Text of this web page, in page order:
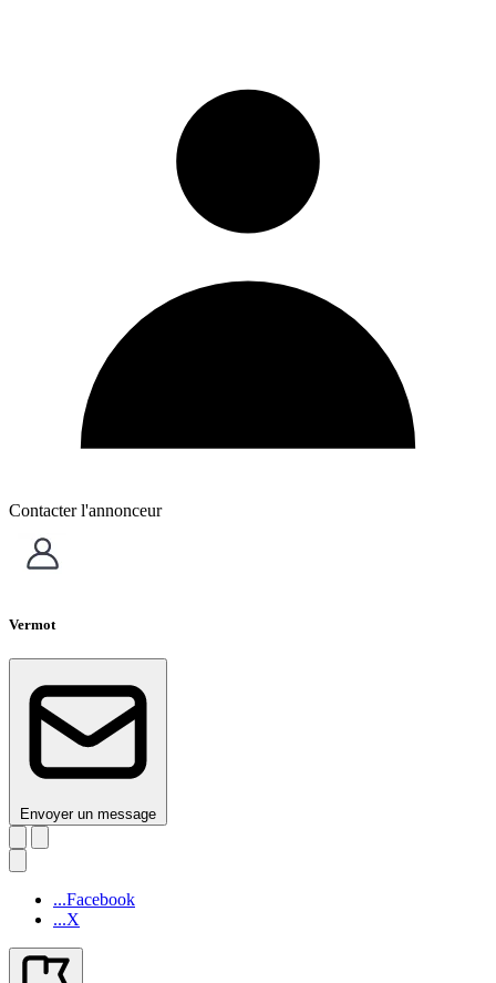
Contacter l'annonceur
Vermot
Envoyer un message
...Facebook
...X